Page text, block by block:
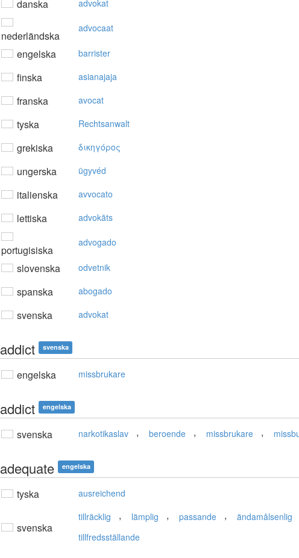
danska advokat
nederländska
advocaat
engelska barrister
finska asianajaja
franska avocat
tyska Rechtsanwalt
grekiska δικηγόρoς
ungerska ügyvéd
italienska avvocato
lettiska advokāts
portugisiska
advogado
slovenska odvetnik
spanska abogado
svenska advokat
addict svenska
engelska missbrukare
addict engelska
svenska narkotikaslav , beroende , missbrukare ,
adequate engelska
tyska ausreichend
svenska
tillräcklig , lämplig , passande , ändamålsenlig
tillfredsställande